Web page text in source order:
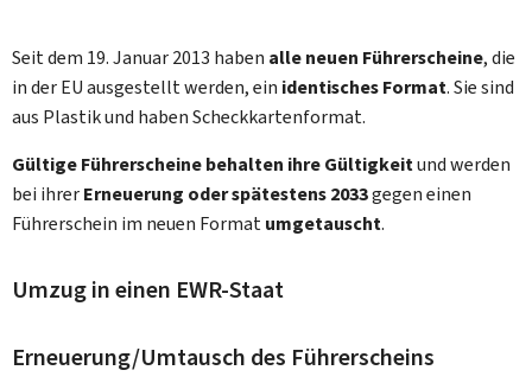
Seit dem 19. Januar 2013 haben alle neuen Führerscheine, die
in der EU ausgestellt werden, ein identisches Format. Sie sind
aus Plastik und haben Scheckkartenformat.
Gültige Führerscheine behalten ihre Gültigkeitund werden
bei ihrerErneuerung oder spätestens 2033gegen einen
Führerschein im neuen Formatumgetauscht.
Umzug in einen EWR-Staat
Erneuerung/Umtausch des Führerscheins